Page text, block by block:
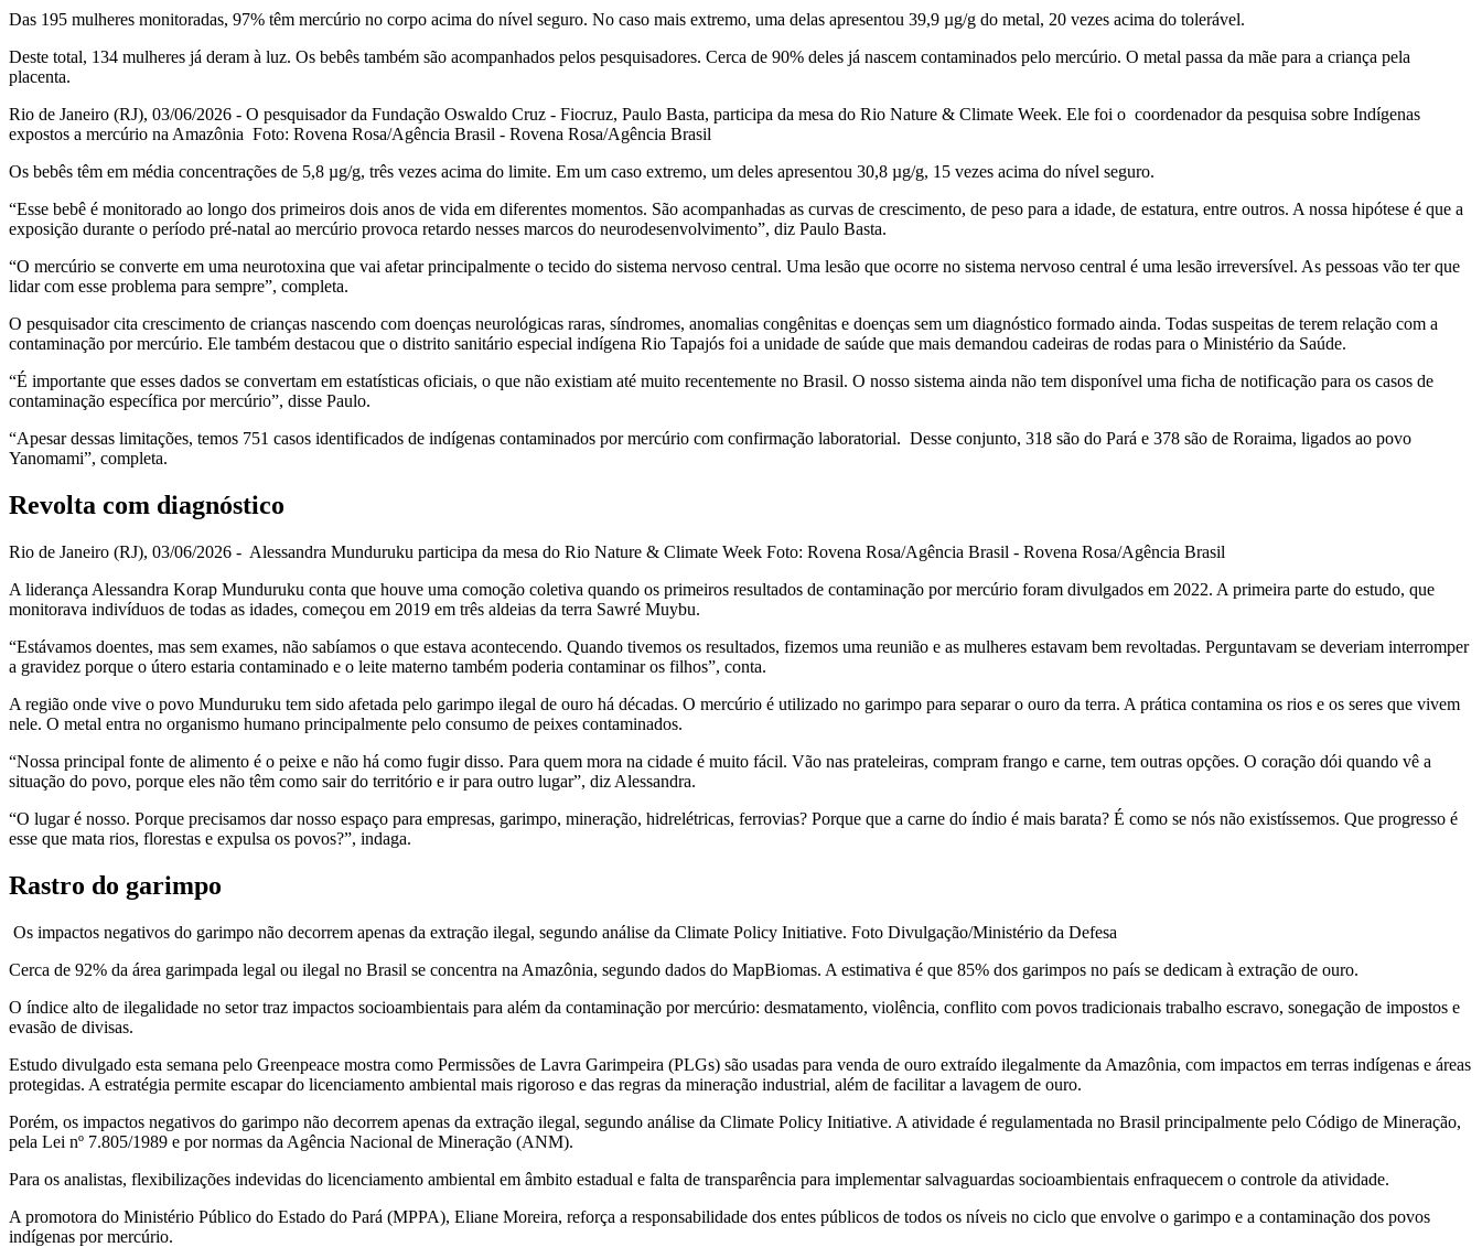
Das 195 mulheres monitoradas, 97% têm mercúrio no corpo acima do nível seguro. No caso mais extremo, uma delas apresentou 39,9 µg/g do metal, 20 vezes acima do tolerável.
Deste total, 134 mulheres já deram à luz. Os bebês também são acompanhados pelos pesquisadores. Cerca de 90% deles já nascem contaminados pelo mercúrio. O metal passa da mãe para a criança pela
placenta.
Rio de Janeiro (RJ), 03/06/2026 - O pesquisador da Fundação Oswaldo Cruz - Fiocruz, Paulo Basta, participa da mesa do Rio Nature & Climate Week. Ele foi o coordenador da pesquisa sobre Indígenas
expostos a mercúrio na Amazônia Foto: Rovena Rosa/Agência Brasil - Rovena Rosa/Agência Brasil
Os bebês têm em média concentrações de 5,8 µg/g, três vezes acima do limite. Em um caso extremo, um deles apresentou 30,8 µg/g, 15 vezes acima do nível seguro.
“Esse bebê é monitorado ao longo dos primeiros dois anos de vida em diferentes momentos. São acompanhadas as curvas de crescimento, de peso para a idade, de estatura, entre outros. A nossa hipótese é que a
exposição durante o período pré-natal ao mercúrio provoca retardo nesses marcos do neurodesenvolvimento”, diz Paulo Basta.
“O mercúrio se converte em uma neurotoxina que vai afetar principalmente o tecido do sistema nervoso central. Uma lesão que ocorre no sistema nervoso central é uma lesão irreversível. As pessoas vão ter que
lidar com esse problema para sempre”, completa.
O pesquisador cita crescimento de crianças nascendo com doenças neurológicas raras, síndromes, anomalias congênitas e doenças sem um diagnóstico formado ainda. Todas suspeitas de terem relação com a
contaminação por mercúrio. Ele também destacou que o distrito sanitário especial indígena Rio Tapajós foi a unidade de saúde que mais demandou cadeiras de rodas para o Ministério da Saúde.
“É importante que esses dados se convertam em estatísticas oficiais, o que não existiam até muito recentemente no Brasil. O nosso sistema ainda não tem disponível uma ficha de notificação para os casos de
contaminação específica por mercúrio”, disse Paulo.
“Apesar dessas limitações, temos 751 casos identificados de indígenas contaminados por mercúrio com confirmação laboratorial. Desse conjunto, 318 são do Pará e 378 são de Roraima, ligados ao povo
Yanomami”, completa.
Revolta com diagnóstico
Rio de Janeiro (RJ), 03/06/2026 - Alessandra Munduruku participa da mesa do Rio Nature & Climate Week Foto: Rovena Rosa/Agência Brasil - Rovena Rosa/Agência Brasil
A liderança Alessandra Korap Munduruku conta que houve uma comoção coletiva quando os primeiros resultados de contaminação por mercúrio foram divulgados em 2022. A primeira parte do estudo, que
monitorava indivíduos de todas as idades, começou em 2019 em três aldeias da terra Sawré Muybu.
“Estávamos doentes, mas sem exames, não sabíamos o que estava acontecendo. Quando tivemos os resultados, fizemos uma reunião e as mulheres estavam bem revoltadas. Perguntavam se deveriam interromper
a gravidez porque o útero estaria contaminado e o leite materno também poderia contaminar os filhos”, conta.
A região onde vive o povo Munduruku tem sido afetada pelo garimpo ilegal de ouro há décadas. O mercúrio é utilizado no garimpo para separar o ouro da terra. A prática contamina os rios e os seres que vivem
nele. O metal entra no organismo humano principalmente pelo consumo de peixes contaminados.
“Nossa principal fonte de alimento é o peixe e não há como fugir disso. Para quem mora na cidade é muito fácil. Vão nas prateleiras, compram frango e carne, tem outras opções. O coração dói quando vê a
situação do povo, porque eles não têm como sair do território e ir para outro lugar”, diz Alessandra.
“O lugar é nosso. Porque precisamos dar nosso espaço para empresas, garimpo, mineração, hidrelétricas, ferrovias? Porque que a carne do índio é mais barata? É como se nós não existíssemos. Que progresso é
esse que mata rios, florestas e expulsa os povos?”, indaga.
Rastro do garimpo
Os impactos negativos do garimpo não decorrem apenas da extração ilegal, segundo análise da Climate Policy Initiative. Foto Divulgação/Ministério da Defesa
Cerca de 92% da área garimpada legal ou ilegal no Brasil se concentra na Amazônia, segundo dados do MapBiomas. A estimativa é que 85% dos garimpos no país se dedicam à extração de ouro.
O índice alto de ilegalidade no setor traz impactos socioambientais para além da contaminação por mercúrio: desmatamento, violência, conflito com povos tradicionais trabalho escravo, sonegação de impostos e
evasão de divisas.
Estudo divulgado esta semana pelo Greenpeace mostra como Permissões de Lavra Garimpeira (PLGs) são usadas para venda de ouro extraído ilegalmente da Amazônia, com impactos em terras indígenas e áreas
protegidas. A estratégia permite escapar do licenciamento ambiental mais rigoroso e das regras da mineração industrial, além de facilitar a lavagem de ouro.
Porém, os impactos negativos do garimpo não decorrem apenas da extração ilegal, segundo análise da Climate Policy Initiative. A atividade é regulamentada no Brasil principalmente pelo Código de Mineração,
pela Lei nº 7.805/1989 e por normas da Agência Nacional de Mineração (ANM).
Para os analistas, flexibilizações indevidas do licenciamento ambiental em âmbito estadual e falta de transparência para implementar salvaguardas socioambientais enfraquecem o controle da atividade.
A promotora do Ministério Público do Estado do Pará (MPPA), Eliane Moreira, reforça a responsabilidade dos entes públicos de todos os níveis no ciclo que envolve o garimpo e a contaminação dos povos
indígenas por mercúrio.